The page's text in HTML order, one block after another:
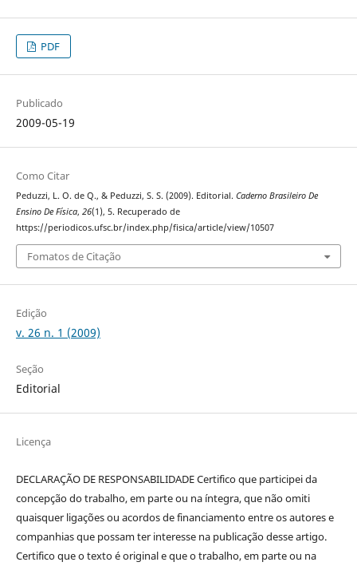
PDF
Publicado
2009-05-19
Como Citar
Peduzzi, L. O. de Q., & Peduzzi, S. S. (2009). Editorial. Caderno Brasileiro De
Ensino De Física, 26(1), 5. Recuperado de
https://periodicos.ufsc.br/index.php/fisica/article/view/10507
Fomatos de Citação
Edição
v. 26 n. 1 (2009)
Seção
Editorial
Licença
DECLARAÇÃO DE RESPONSABILIDADE Certifico que participei da
concepção do trabalho, em parte ou na íntegra, que não omiti
quaisquer ligações ou acordos de financiamento entre os autores e
companhias que possam ter interesse na publicação desse artigo.
Certifico que o texto é original e que o trabalho, em parte ou na